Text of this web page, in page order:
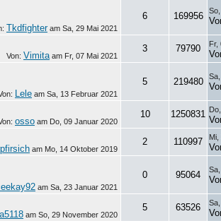
Tkdfighteram Sa, 29 Mai 2021
6 169956
Von: Vimita am Fr, 07 Mai 2021
3 79790 Fr,
Lele am Sa, 13 Februar 2021
5 219480
osso am Do, 09 Januar 2020
10 1250831
am Mo, 14 Oktober 2019
2 110997
am Sa, 23 Januar 2021
0 95064
am So, 29 November 2020
5 63526